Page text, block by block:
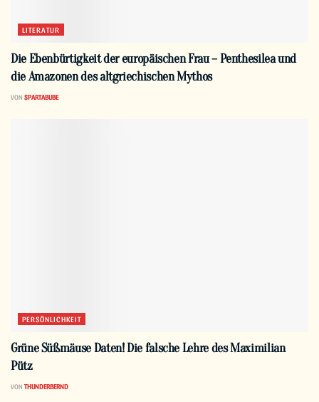
LITERATUR
Die Ebenbürtigkeit der europäischen Frau – Penthesilea und
die Amazonen des altgriechischen Mythos
VON SPARTABUBE
PERSÖNLICHKEIT
Grüne Süßmäuse Daten! Die falsche Lehre des Maximilian
Pütz
VON THUNDERBERND